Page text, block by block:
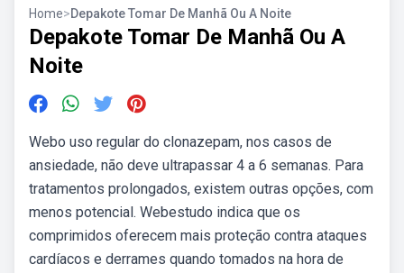
Home>Depakote Tomar De Manhã Ou A Noite
Depakote Tomar De Manhã Ou A
Noite
Webo uso regular do clonazepam, nos casos de
ansiedade, não deve ultrapassar 4 a 6 semanas. Para
tratamentos prolongados, existem outras opções, com
menos potencial. Webestudo indica que os
comprimidos oferecem mais proteção contra ataques
cardíacos e derrames quando tomados na hora de